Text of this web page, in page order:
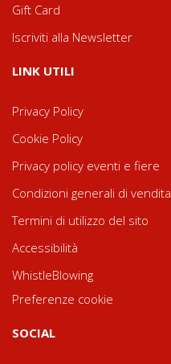
Gift Card
Iscriviti alla Newsletter
LINK UTILI
Privacy Policy
Cookie Policy
Privacy policy eventi e fiere
Condizioni generali di vendita
Termini di utilizzo del sito
Accessibilità
WhistleBlowing
Preferenze cookie
SOCIAL